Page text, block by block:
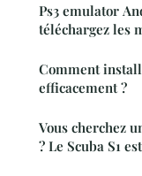
Ps3 emulator
téléchargez les
Comment
efficacement ?
Vous cherchez
? Le Scuba S1